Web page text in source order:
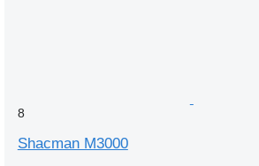
8
Shacman M3000